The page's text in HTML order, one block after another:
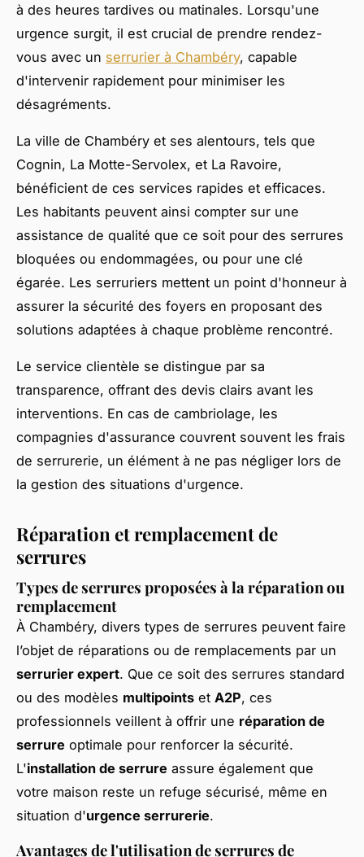
à des heures tardives ou matinales. Lorsqu'une
urgence surgit, il est crucial de prendre rendez-
vous avec un serrurier à Chambéry, capable
d'intervenir rapidement pour minimiser les
désagréments.
La ville de Chambéry et ses alentours, tels que
Cognin, La Motte-Servolex, et La Ravoire,
bénéficient de ces services rapides et efficaces.
Les habitants peuvent ainsi compter sur une
assistance de qualité que ce soit pour des serrures
bloquées ou endommagées, ou pour une clé
égarée. Les serruriers mettent un point d'honneur à
assurer la sécurité des foyers en proposant des
solutions adaptées à chaque problème rencontré.
Le service clientèle se distingue par sa
transparence, offrant des devis clairs avant les
interventions. En cas de cambriolage, les
compagnies d'assurance couvrent souvent les frais
de serrurerie, un élément à ne pas négliger lors de
la gestion des situations d'urgence.
Réparation et remplacement de
serrures
Types de serrures proposées à la réparation ou
remplacement
À Chambéry, divers types de serrures peuvent faire
l’objet de réparations ou de remplacements par un
serrurier expert. Que ce soit des serrures standard
ou des modèles multipoints et A2P, ces
professionnels veillent à offrir une réparation de
serrure optimale pour renforcer la sécurité.
L'installation de serrure assure également que
votre maison reste un refuge sécurisé, même en
situation d'urgence serrurerie.
Avantages de l'utilisation de serrures de